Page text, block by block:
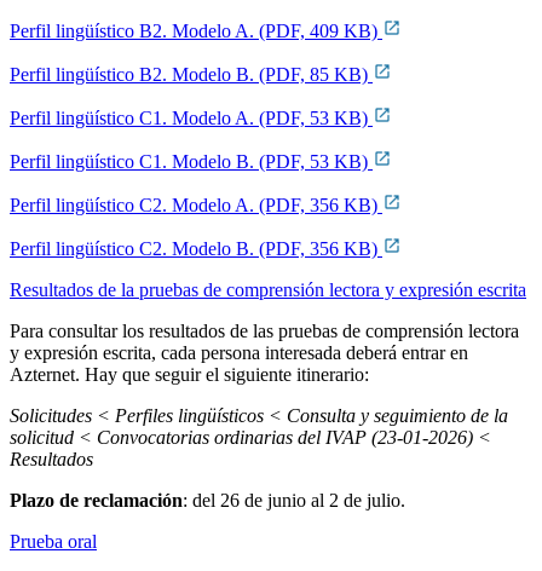
Perfil lingüístico B2. Modelo A. (PDF, 409 KB)
Perfil lingüístico B2. Modelo B. (PDF, 85 KB)
Perfil lingüístico C1. Modelo A. (PDF, 53 KB)
Perfil lingüístico C1. Modelo B. (PDF, 53 KB)
Perfil lingüístico C2. Modelo A. (PDF, 356 KB)
Perfil lingüístico C2. Modelo B. (PDF, 356 KB)
Resultados de la pruebas de comprensión lectora y expresión escrita
Para consultar los resultados de las pruebas de comprensión lectora
y expresión escrita, cada persona interesada deberá entrar en
Azternet. Hay que seguir el siguiente itinerario:
Solicitudes < Perfiles lingüísticos < Consulta y seguimiento de la
solicitud < Convocatorias ordinarias del IVAP (23-01-2026) <
Resultados
Plazo de reclamación: del 26 de junio al 2 de julio.
Prueba oral